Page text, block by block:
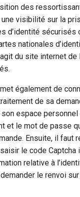
des
visibilité sur la
d’identité sécurisés
nationales
du site internet de
également de
de sa
son espace
et le mot de passe
Ensuite, il faut
le code Captcha
relative à
le renvoi